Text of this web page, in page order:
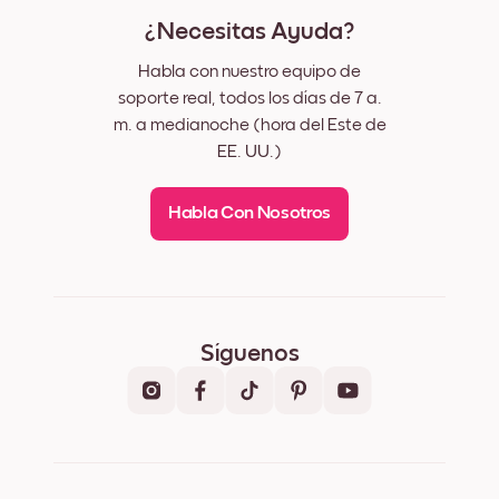
¿Necesitas Ayuda?
Habla con nuestro equipo de
soporte real, todos los días de 7 a.
m. a medianoche (hora del Este de
EE. UU.)
Habla Con Nosotros
Síguenos